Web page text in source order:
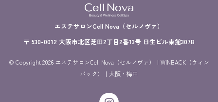
エステサロンCell Nova（セルノヴァ）
〒 530-0012 大阪市北区芝田2丁目2番13号 日生ビル東館307B
© Copyright 2026 エステサロンCell Nova（セルノヴァ）｜WINBACK（ウィン
バック）｜大阪・梅田